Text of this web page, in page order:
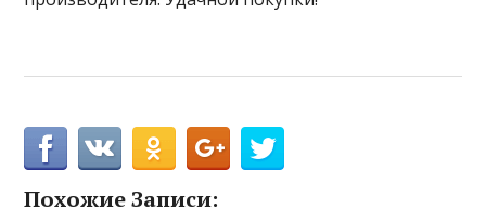
Похожие Записи: